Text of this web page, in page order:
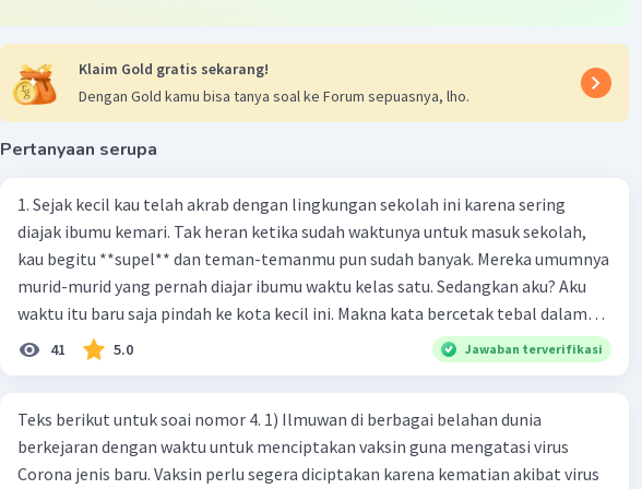
Teks tersebut memberikan deskripsi dan informasi tentang ciri-ciri
fisik orang Jawa di Batavia, yang merupakan fakta dan informasi
yang dapat diperiksa kebenarannya. Teks ini tidak mengandung unsur
alur cerita atau tokoh-tokoh fiktif, dan tidak menggunakan bahasa
kias (figuratif).
Beri Rating ·0.0(0) Balas
Klaim Gold gratis sekarang!
Dengan Gold kamu bisa tanya soal ke Forum sepuasnya, lho.
Pertanyaan serupa
1. Sejak kecil kau telah akrab dengan lingkungan sekolah ini karena sering
diajak ibumu kemari. Tak heran ketika sudah waktunya untuk masuk sekolah,
kau begitu **supel** dan teman-temanmu pun sudah banyak. Mereka umumnya
murid-murid yang pernah diajar ibumu waktu kelas satu. Sedangkan aku? Aku
waktu itu baru saja pindah ke kota kecil ini. Makna kata bercetak tebal dalam
kutipan cerpen tersebut adalah .... A. ramah C. santun B. sopan D. baik
41 5.0 Jawaban terverifikasi
Teks berikut untuk soai nomor 4. 1) Ilmuwan di berbagai belahan dunia
berkejaran dengan waktu untuk menciptakan vaksin guna mengatasi virus
Corona jenis baru. Vaksin perlu segera diciptakan karena kematian akibat virus